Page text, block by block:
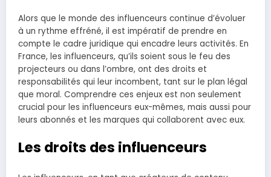
Alors que le monde des influenceurs continue d’évoluer
à un rythme effréné, il est impératif de prendre en
compte le cadre juridique qui encadre leurs activités. En
France, les influenceurs, qu’ils soient sous le feu des
projecteurs ou dans l’ombre, ont des droits et
responsabilités qui leur incombent, tant sur le plan légal
que moral. Comprendre ces enjeux est non seulement
crucial pour les influenceurs eux-mêmes, mais aussi pour
leurs abonnés et les marques qui collaborent avec eux.
Les droits des influenceurs